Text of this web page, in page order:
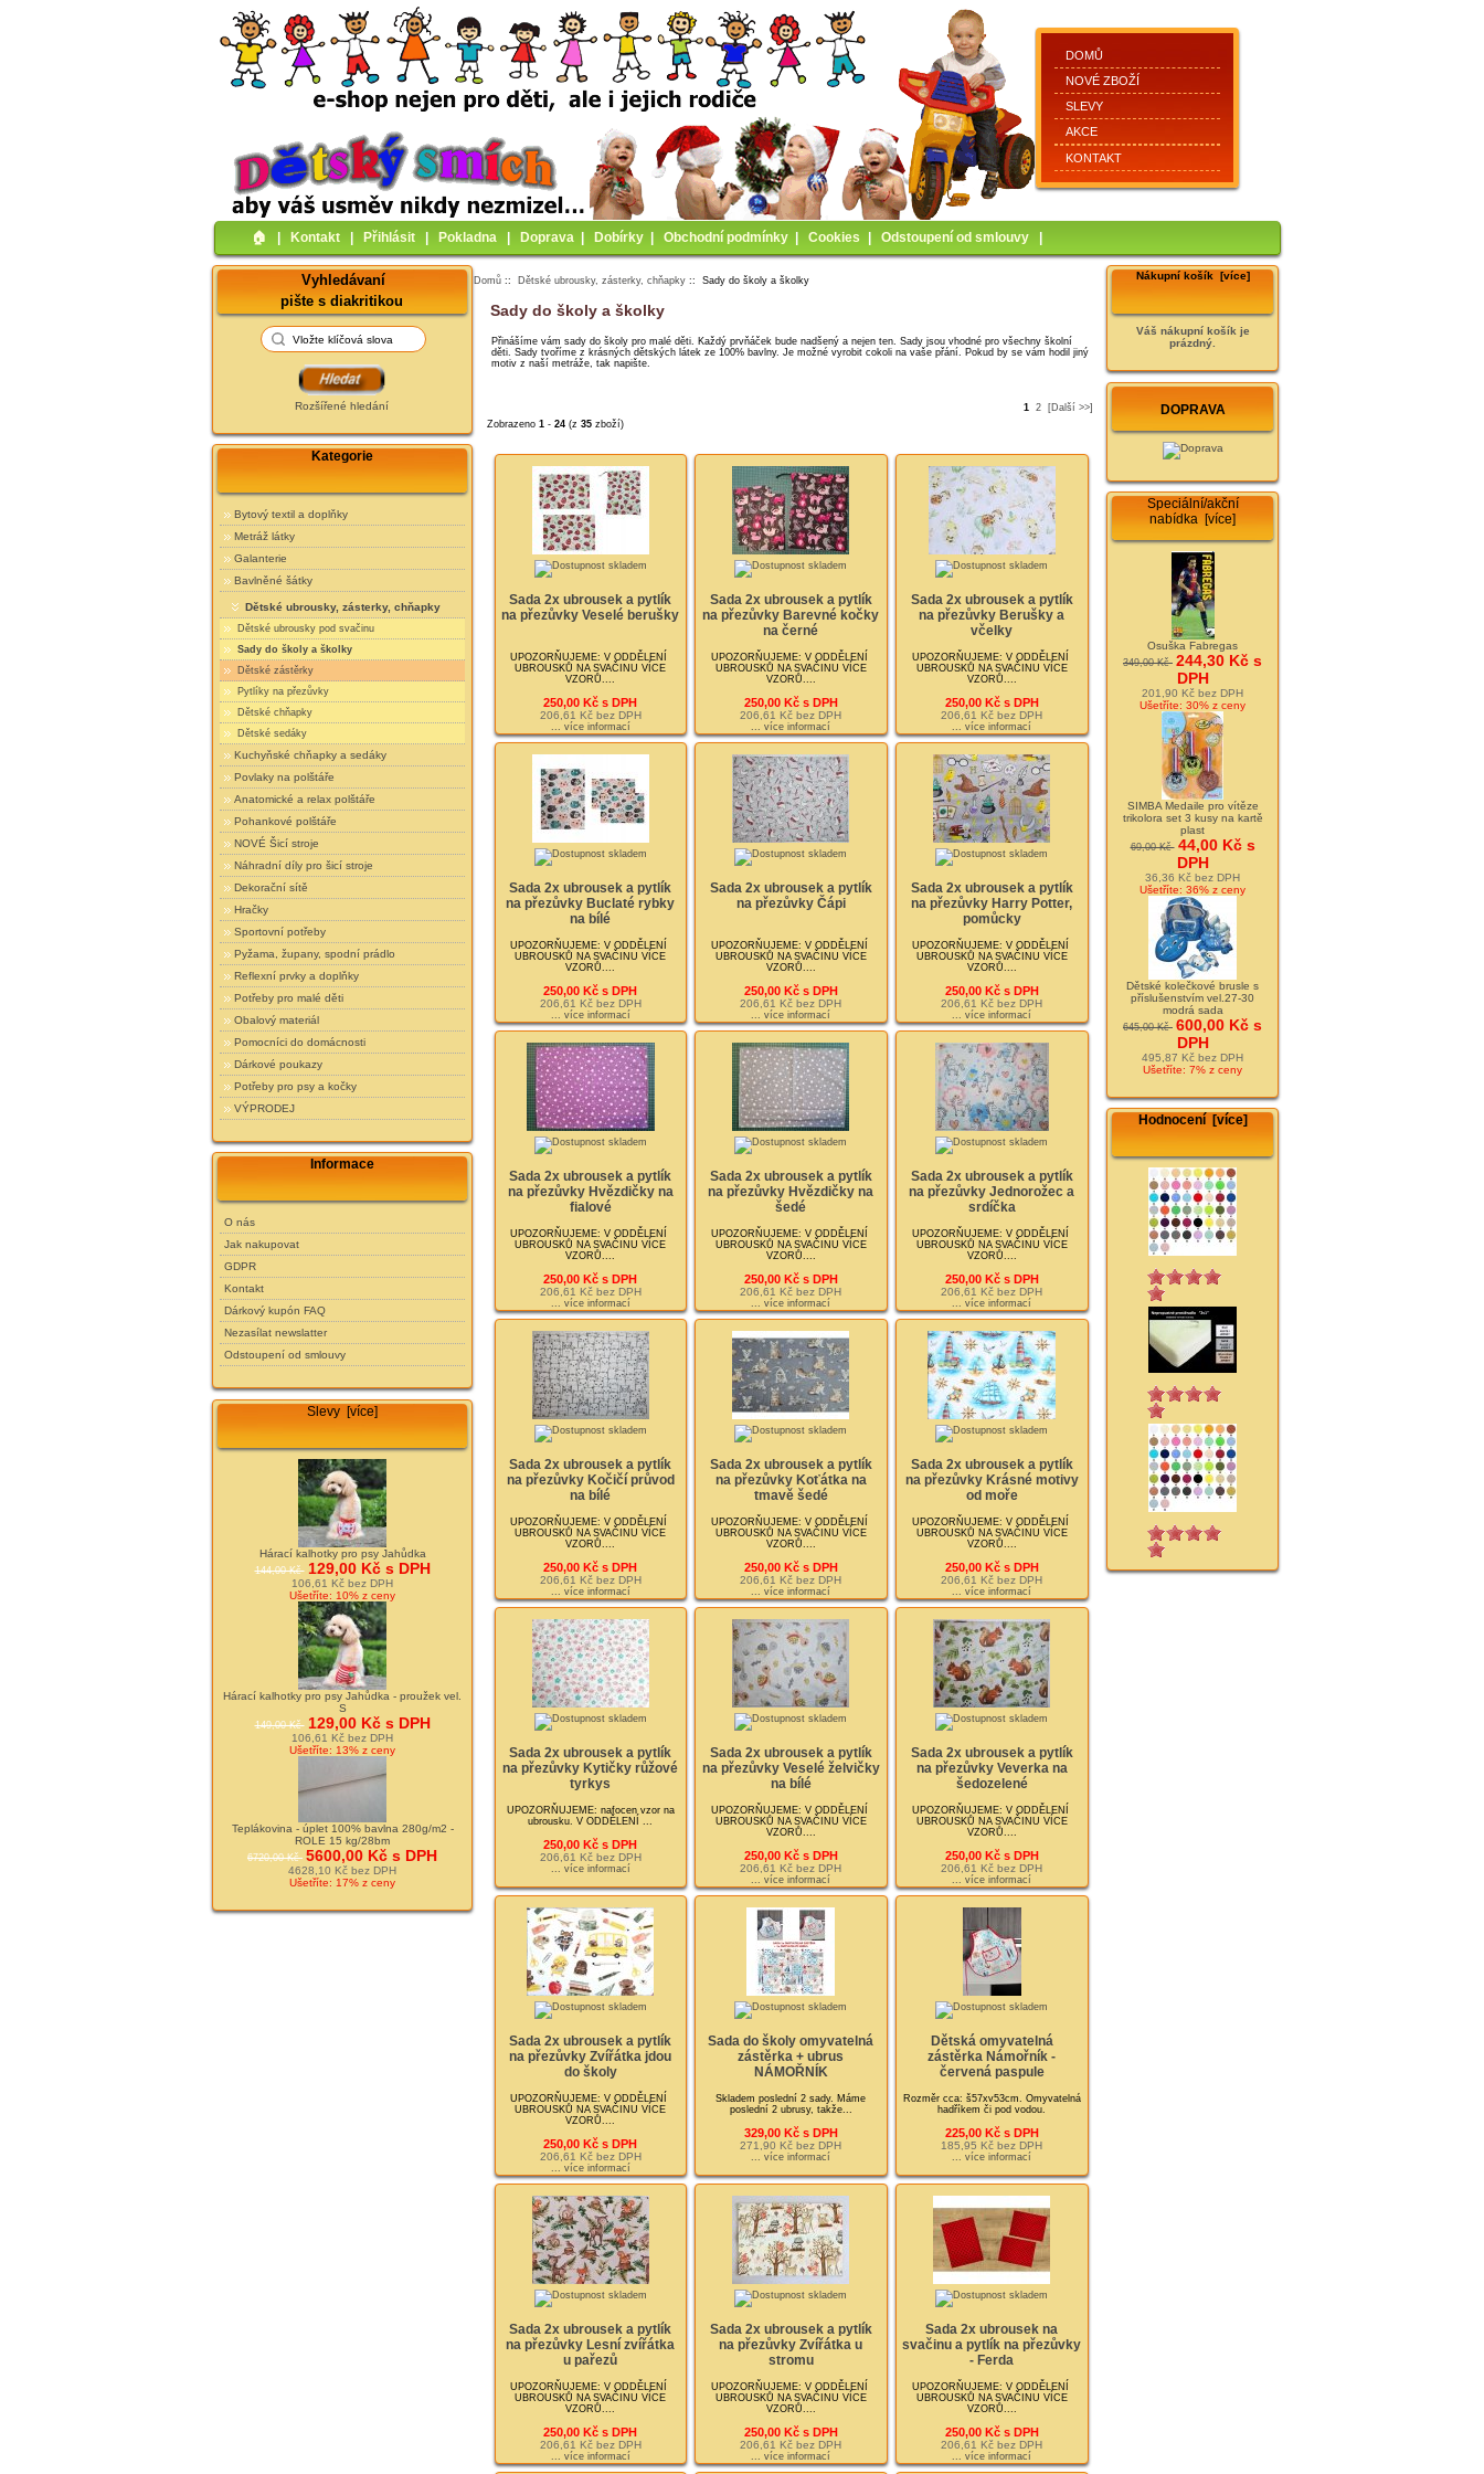
DOMŮ
NOVÉ ZBOŽÍ
SLEVY
AKCE
KONTAKT
🏠︎ Kontakt Přihlásit Pokladna Doprava Dobírky Obchodní podmínky Cookies Odstoupení od smlouvy
Vyhledávaní
pište s diakritikou
Rozšířené hledání
Kategorie
Bytový textil a doplňky
Metráž látky
Galanterie
Bavlněné šátky
Dětské ubrousky, zásterky, chňapky
Dětské ubrousky pod svačinu
Sady do školy a školky
Dětské zástěrky
Pytlíky na přezůvky
Dětské chňapky
Dětské sedáky
Kuchyňské chňapky a sedáky
Povlaky na polštáře
Anatomické a relax polštáře
Pohankové polštáře
NOVÉ Šicí stroje
Náhradní díly pro šicí stroje
Dekorační sítě
Hračky
Sportovní potřeby
Pyžama, župany, spodní prádlo
Reflexní prvky a doplňky
Potřeby pro malé děti
Obalový materiál
Pomocníci do domácnosti
Dárkové poukazy
Potřeby pro psy a kočky
VÝPRODEJ
Informace
O nás
Jak nakupovat
GDPR
Kontakt
Dárkový kupón FAQ
Nezasílat newslatter
Odstoupení od smlouvy
Slevy [více]
Hárací kalhotky pro psy Jahůdka
144,00 Kč 129,00 Kč s DPH
106,61 Kč bez DPH
Ušetříte: 10% z ceny
Hárací kalhotky pro psy Jahůdka - proužek vel.
S
149,00 Kč 129,00 Kč s DPH
106,61 Kč bez DPH
Ušetříte: 13% z ceny
Teplákovina - úplet 100% bavlna 280g/m2 -
ROLE 15 kg/28bm
6720,00 Kč 5600,00 Kč s DPH
4628,10 Kč bez DPH
Ušetříte: 17% z ceny
Domů :: Dětské ubrousky, zásterky, chňapky :: Sady do školy a školky
Sady do školy a školky
Přinášíme vám sady do školy pro malé děti. Každý prvňáček bude nadšený a nejen ten. Sady jsou vhodné pro všechny školní
děti. Sady tvoříme z krásných dětských látek ze 100% bavlny. Je možné vyrobit cokoli na vaše přání. Pokud by se vám hodil jiný
motiv z naší metráže, tak napište.
Zobrazeno 1 - 24(z 35zboží)
1 2 [Další >>]
Sada 2x ubrousek a pytlík
na přezůvky Veselé berušky
UPOZORŇUJEME: V ODDĚLENÍ
UBROUSKŮ NA SVAČINU VÍCE
VZORŮ....
250,00 Kč s DPH
206,61 Kč bez DPH
... více informací
Sada 2x ubrousek a pytlík
na přezůvky Barevné kočky
na černé
UPOZORŇUJEME: V ODDĚLENÍ
UBROUSKŮ NA SVAČINU VÍCE
VZORŮ....
250,00 Kč s DPH
206,61 Kč bez DPH
... více informací
Sada 2x ubrousek a pytlík
na přezůvky Berušky a
včelky
UPOZORŇUJEME: V ODDĚLENÍ
UBROUSKŮ NA SVAČINU VÍCE
VZORŮ....
250,00 Kč s DPH
206,61 Kč bez DPH
... více informací
Sada 2x ubrousek a pytlík
na přezůvky Buclaté rybky
na bílé
UPOZORŇUJEME: V ODDĚLENÍ
UBROUSKŮ NA SVAČINU VÍCE
VZORŮ....
250,00 Kč s DPH
206,61 Kč bez DPH
... více informací
Sada 2x ubrousek a pytlík
na přezůvky Čápi
UPOZORŇUJEME: V ODDĚLENÍ
UBROUSKŮ NA SVAČINU VÍCE
VZORŮ....
250,00 Kč s DPH
206,61 Kč bez DPH
... více informací
Sada 2x ubrousek a pytlík
na přezůvky Harry Potter,
pomůcky
UPOZORŇUJEME: V ODDĚLENÍ
UBROUSKŮ NA SVAČINU VÍCE
VZORŮ....
250,00 Kč s DPH
206,61 Kč bez DPH
... více informací
Sada 2x ubrousek a pytlík
na přezůvky Hvězdičky na
fialové
UPOZORŇUJEME: V ODDĚLENÍ
UBROUSKŮ NA SVAČINU VÍCE
VZORŮ....
250,00 Kč s DPH
206,61 Kč bez DPH
... více informací
Sada 2x ubrousek a pytlík
na přezůvky Hvězdičky na
šedé
UPOZORŇUJEME: V ODDĚLENÍ
UBROUSKŮ NA SVAČINU VÍCE
VZORŮ....
250,00 Kč s DPH
206,61 Kč bez DPH
... více informací
Sada 2x ubrousek a pytlík
na přezůvky Jednorožec a
srdíčka
UPOZORŇUJEME: V ODDĚLENÍ
UBROUSKŮ NA SVAČINU VÍCE
VZORŮ....
250,00 Kč s DPH
206,61 Kč bez DPH
... více informací
Sada 2x ubrousek a pytlík
na přezůvky Kočičí průvod
na bílé
UPOZORŇUJEME: V ODDĚLENÍ
UBROUSKŮ NA SVAČINU VÍCE
VZORŮ....
250,00 Kč s DPH
206,61 Kč bez DPH
... více informací
Sada 2x ubrousek a pytlík
na přezůvky Koťátka na
tmavě šedé
UPOZORŇUJEME: V ODDĚLENÍ
UBROUSKŮ NA SVAČINU VÍCE
VZORŮ....
250,00 Kč s DPH
206,61 Kč bez DPH
... více informací
Sada 2x ubrousek a pytlík
na přezůvky Krásné motivy
od moře
UPOZORŇUJEME: V ODDĚLENÍ
UBROUSKŮ NA SVAČINU VÍCE
VZORŮ....
250,00 Kč s DPH
206,61 Kč bez DPH
... více informací
Sada 2x ubrousek a pytlík
na přezůvky Kytičky růžové
tyrkys
UPOZORŇUJEME: nafocen vzor na
ubrousku. V ODDĚLENÍ ...
250,00 Kč s DPH
206,61 Kč bez DPH
... více informací
Sada 2x ubrousek a pytlík
na přezůvky Veselé želvičky
na bílé
UPOZORŇUJEME: V ODDĚLENÍ
UBROUSKŮ NA SVAČINU VÍCE
VZORŮ....
250,00 Kč s DPH
206,61 Kč bez DPH
... více informací
Sada 2x ubrousek a pytlík
na přezůvky Veverka na
šedozelené
UPOZORŇUJEME: V ODDĚLENÍ
UBROUSKŮ NA SVAČINU VÍCE
VZORŮ....
250,00 Kč s DPH
206,61 Kč bez DPH
... více informací
Sada 2x ubrousek a pytlík
na přezůvky Zvířátka jdou
do školy
UPOZORŇUJEME: V ODDĚLENÍ
UBROUSKŮ NA SVAČINU VÍCE
VZORŮ....
250,00 Kč s DPH
206,61 Kč bez DPH
... více informací
Sada do školy omyvatelná
zástěrka + ubrus
NÁMOŘNÍK
Skladem poslední 2 sady. Máme
poslední 2 ubrusy, takže...
329,00 Kč s DPH
271,90 Kč bez DPH
... více informací
Dětská omyvatelná
zástěrka Námořník -
červená paspule
Rozměr cca: š57xv53cm. Omyvatelná
hadříkem či pod vodou.
225,00 Kč s DPH
185,95 Kč bez DPH
... více informací
Sada 2x ubrousek a pytlík
na přezůvky Lesní zvířátka
u pařezů
UPOZORŇUJEME: V ODDĚLENÍ
UBROUSKŮ NA SVAČINU VÍCE
VZORŮ....
250,00 Kč s DPH
206,61 Kč bez DPH
... více informací
Sada 2x ubrousek a pytlík
na přezůvky Zvířátka u
stromu
UPOZORŇUJEME: V ODDĚLENÍ
UBROUSKŮ NA SVAČINU VÍCE
VZORŮ....
250,00 Kč s DPH
206,61 Kč bez DPH
... více informací
Sada 2x ubrousek na
svačinu a pytlík na přezůvky
- Ferda
UPOZORŇUJEME: V ODDĚLENÍ
UBROUSKŮ NA SVAČINU VÍCE
VZORŮ....
250,00 Kč s DPH
206,61 Kč bez DPH
... více informací
Nákupní košík [více]
Váš nákupní košík je
prázdný.
DOPRAVA
Speciální/akční
nabídka [více]
Osuška Fabregas
349,00 Kč 244,30 Kč s
DPH
201,90 Kč bez DPH
Ušetříte: 30% z ceny
SIMBA Medaile pro vítěze
trikolora set 3 kusy na kartě
plast
69,00 Kč 44,00 Kč s
DPH
36,36 Kč bez DPH
Ušetříte: 36% z ceny
Dětské kolečkové brusle s
příslušenstvím vel.27-30
modrá sada
645,00 Kč 600,00 Kč s
DPH
495,87 Kč bez DPH
Ušetříte: 7% z ceny
Hodnocení [více]